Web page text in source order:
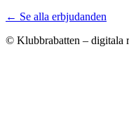
← Se alla erbjudanden
© Klubbrabatten – digitala